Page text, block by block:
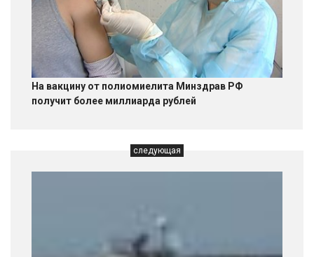
На вакцину от полиомиелита Минздрав РФ
получит более миллиарда рублей
следующая